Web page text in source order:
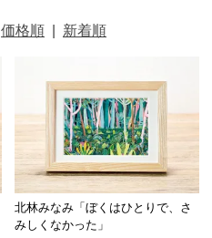
価格順 新着順
北林みなみ「ぼくはひとりで、さ
みしくなかった」